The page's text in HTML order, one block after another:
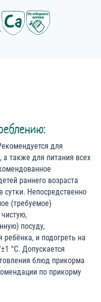
для
а также для питания всех
раннего возраста
сутки. Непосредственно
(требуемое)
посуду,
и подогреть на
°С. Допускается
блюд прикорма
по прикорму